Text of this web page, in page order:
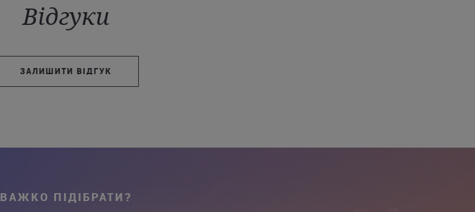
Відгуки
ЗАЛИШИТИ ВІДГУК
ВАЖКО ПІДІБРАТИ?